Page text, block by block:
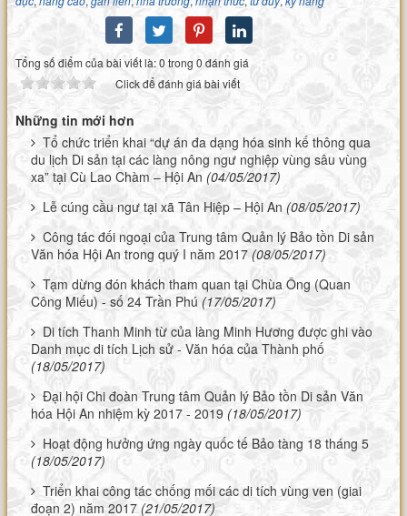
Tổng số điểm của bài viết là: 0 trong 0 đánh giá
Click để đánh giá bài viết
Những tin mới hơn
Tổ chức triển khai “dự án đa dạng hóa sinh kế thông qua
du lịch Di sản tại các làng nông ngư nghiệp vùng sâu vùng
xa” tại Cù Lao Chàm – Hội An (04/05/2017)
Lễ cúng cầu ngư tại xã Tân Hiệp – Hội An (08/05/2017)
Công tác đối ngoại của Trung tâm Quản lý Bảo tồn Di sản
Văn hóa Hội An trong quý I năm 2017 (08/05/2017)
Tạm dừng đón khách tham quan tại Chùa Ông (Quan
Công Miếu) - số 24 Trần Phú (17/05/2017)
Di tích Thanh Minh từ của làng Minh Hương được ghi vào
Danh mục di tích Lịch sử - Văn hóa của Thành phố
(18/05/2017)
Đại hội Chi đoàn Trung tâm Quản lý Bảo tồn Di sản Văn
hóa Hội An nhiệm kỳ 2017 - 2019 (18/05/2017)
Hoạt động hưởng ứng ngày quốc tế Bảo tàng 18 tháng 5
(18/05/2017)
Triển khai công tác chống mối các di tích vùng ven (giai
đoạn 2) năm 2017 (21/05/2017)